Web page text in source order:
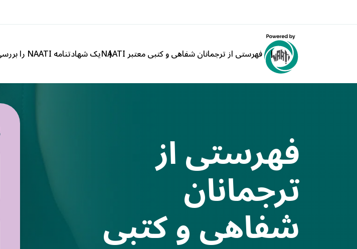
فهرستی از ترجمانان شفاهی و کتبی معتبر NAATI یک شهادتنامه NAATI را بررسی کنید
فهرستی از
ترجمانان
شفاهی و کتبی